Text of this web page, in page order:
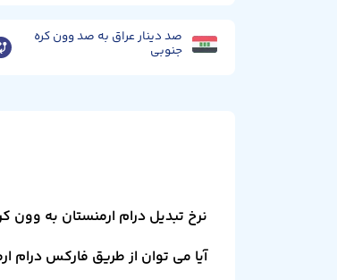
صد دینار عراق به صد وون کره
جنوبی
نرخ تبدیل درام ارمنستان به
آیا می توان از طریق فارکس درام